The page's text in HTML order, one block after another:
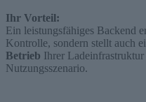
Ihr Vorteil:
Ein leistungsfähiges Backend
Kontrolle, sondern stellt auch
Betrieb Ihrer
Nutzungsszenario.